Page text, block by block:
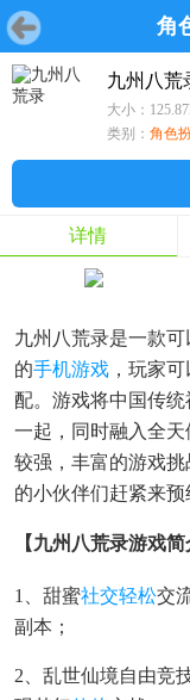
角
首页 游戏
首页 游戏 软件 鸿蒙
游戏
九州八荒
大小：
类别： 角色
详情
九州八荒录是一款
的手机游戏 ，玩家
配。游戏将中国传
一起，同时融入全天
较强，丰富的游戏
的小伙伴们赶紧来预
【九州八荒录游戏简
1、甜蜜社交轻松交
副本；
2、乱世仙境自由竞